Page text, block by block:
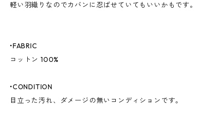
軽い羽織りなのでカバンに忍ばせていてもいいかもです。
•FABRIC
コットン 100%
•CONDITION
目立った汚れ、ダメージの無いコンディションです。